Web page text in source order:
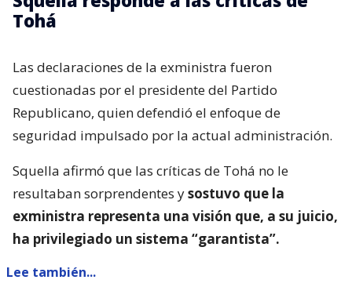
Tohá
Las declaraciones de la exministra fueron
cuestionadas por el presidente del Partido
Republicano, quien defendió el enfoque de
seguridad impulsado por la actual administración.
Squella afirmó que las críticas de Tohá no le
resultaban sorprendentes ysostuvo que la
exministra representa una visión que, a su juicio,
ha privilegiado un sistema “garantista”.
Lee también...